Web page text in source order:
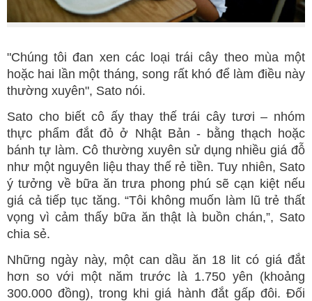
"Chúng tôi đan xen các loại trái cây theo mùa một
hoặc hai lần một tháng, song rất khó để làm điều này
thường xuyên", Sato nói.
Sato cho biết cô ấy thay thế trái cây tươi – nhóm
thực phẩm đắt đỏ ở Nhật Bản - bằng thạch hoặc
bánh tự làm. Cô thường xuyên sử dụng nhiều giá đỗ
như một nguyên liệu thay thế rẻ tiền. Tuy nhiên, Sato
ý tưởng về bữa ăn trưa phong phú sẽ cạn kiệt nếu
giá cả tiếp tục tăng. “Tôi không muốn làm lũ trẻ thất
vọng vì cảm thấy bữa ăn thật là buồn chán,”, Sato
chia sẻ.
Những ngày này, một can dầu ăn 18 lit có giá đắt
hơn so với một năm trước là 1.750 yên (khoảng
300.000 đồng), trong khi giá hành đắt gấp đôi. Đối